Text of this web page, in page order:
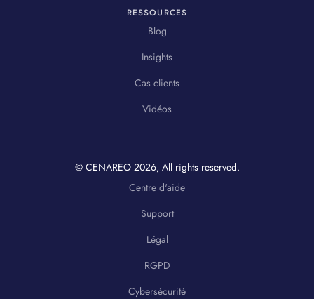
RESSOURCES
Blog
Insights
Cas clients
Vidéos
© CENAREO 2026, All rights reserved.
Centre d'aide
Support
Légal
RGPD
Cybersécurité